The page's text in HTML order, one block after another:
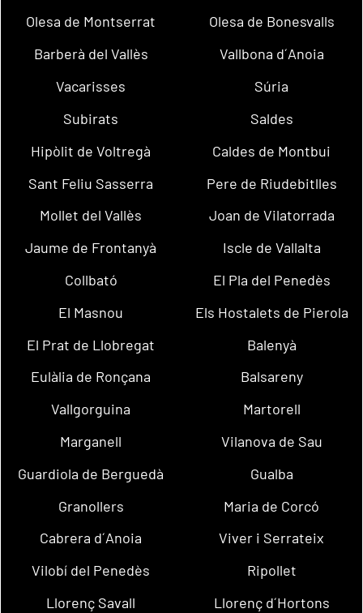
Olesa de Montserrat
Olesa de Bonesvalls
Barberà del Vallès
Vallbona d´Anoia
Vacarisses
Súria
Subirats
Saldes
Hipòlit de Voltregà
Caldes de Montbui
Sant Feliu Sasserra
Pere de Riudebitlles
Mollet del Vallès
Joan de Vilatorrada
Jaume de Frontanyà
Iscle de Vallalta
Collbató
El Pla del Penedès
El Masnou
Els Hostalets de Pierola
El Prat de Llobregat
Balenyà
Eulàlia de Ronçana
Balsareny
Vallgorguina
Martorell
Marganell
Vilanova de Sau
Guardiola de Berguedà
Gualba
Granollers
Maria de Corcó
Cabrera d´Anoia
Viver i Serrateix
Vilobí del Penedès
Ripollet
Llorenç Savall
Llorenç d´Hortons